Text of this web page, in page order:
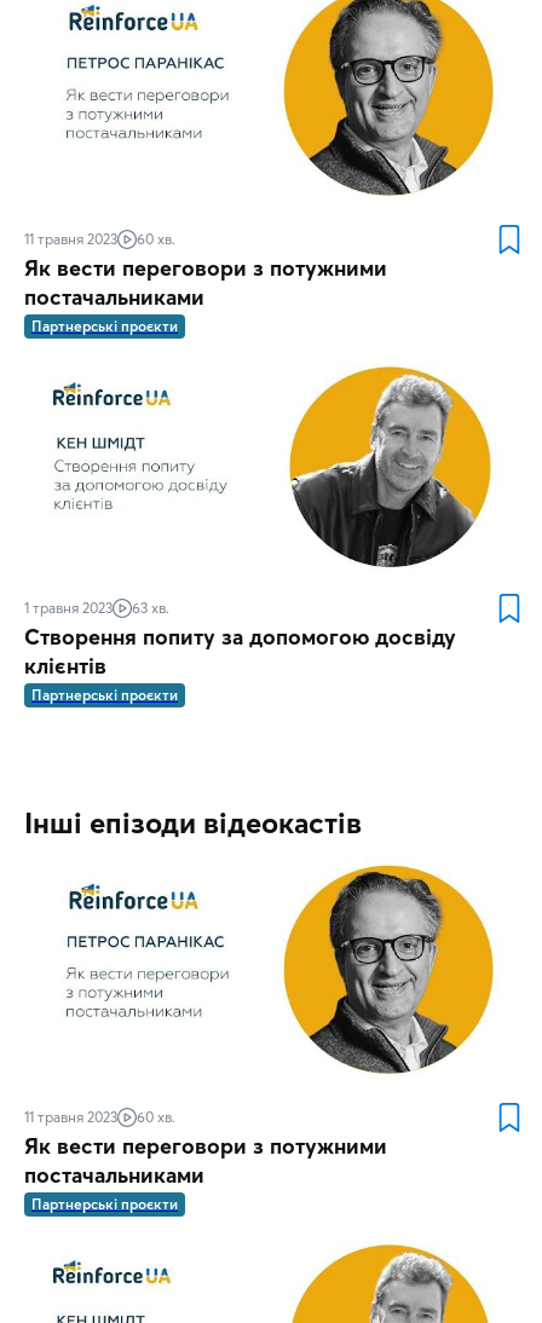
11 травня 2023 60 хв.
Як вести переговори з потужними
постачальниками
Партнерські проєкти
1 травня 2023 63 хв.
Створення попиту за допомогою досвіду
клієнтів
Партнерські проєкти
Інші епізоди відеокастів
11 травня 2023 60 хв.
Як вести переговори з потужними
постачальниками
Партнерські проєкти